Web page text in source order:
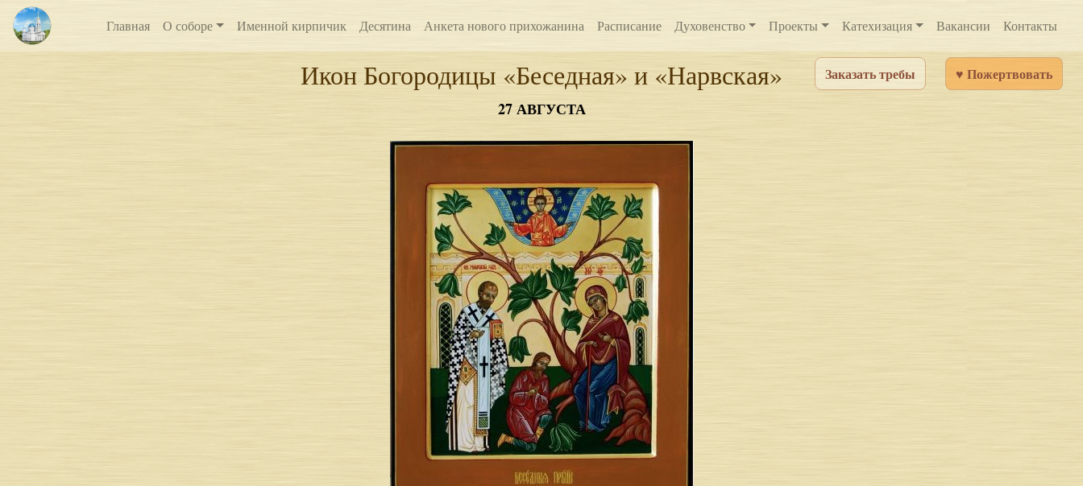
Главная О соборе Именной кирпичик Десятина Анкета нового прихожанина Расписание Духовенство Проекты Катехизация Вакансии Контакты
Икон Богородицы «Беседная» и «Нарвская»
27 АВГУСТА
Заказать требы ♥ Пожертвовать